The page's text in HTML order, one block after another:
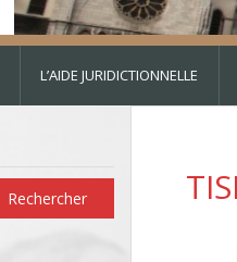
L’AIDE JURIDICTIONNELLE